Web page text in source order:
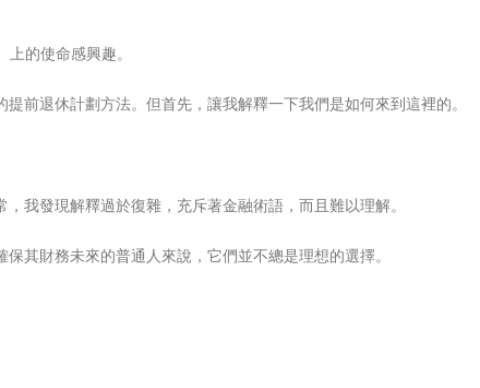
的使命感興趣。
前退休計劃方法。但首先，讓我解釋一下我們是如何來到這裡的。
我發現解釋過於復雜，充斥著金融術語，而且難以理解。
其財務未來的普通人來說，它們並不總是理想的選擇。